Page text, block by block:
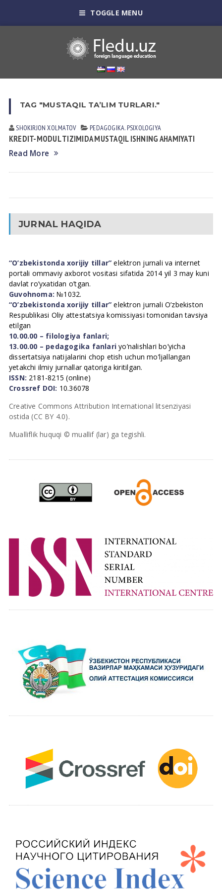
TOGGLE MENU
TAG "MUSTAQIL TA’LIM TURLARI."
SHOKIRJON XOLMATOV PEDАGOGIKА. PSIXOLOGIYA
KREDIT-MODUL TIZIMIDA MUSTAQIL ISHNING AHAMIYATI
Read More
JURNAL HAQIDA
“O’zbekistonda xorijiy tillar” elektron jurnali va internet
portali ommaviy axborot vositasi sifatida 2014 yil 3 may kuni
davlat ro’yxatidan o’tgan.
Guvohnoma: №1032.
“O’zbekistonda xorijiy tillar” elektron jurnali O’zbekiston
Respublikasi Oliy attestatsiya komissiyasi tomonidan tavsiya
etilgan
10.00.00 – filologiya fanlari;
13.00.00 – pedagogika fanlari yo’nalishlari bo’yicha
dissertatsiya natijalarini chop etish uchun mo’ljallangan
yetakchi ilmiy jurnallar qatoriga kiritilgan.
ISSN: 2181-8215 (online)
Crossref DOI: 10.36078
Creative Commons Attribution International litsenziyasi
ostida (CC BY 4.0).
Mualliflik huquqi © muallif (lar) ga tegishli.